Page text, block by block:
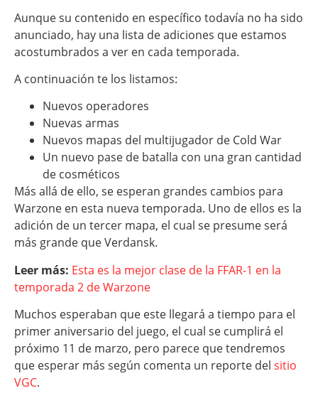
Aunque su contenido en específico todavía no ha sido
anunciado, hay una lista de adiciones que estamos
acostumbrados a ver en cada temporada.
A continuación te los listamos:
Nuevos operadores
Nuevas armas
Nuevos mapas del multijugador de Cold War
Un nuevo pase de batalla con una gran cantidad
de cosméticos
Más allá de ello, se esperan grandes cambios para
Warzone en esta nueva temporada. Uno de ellos es la
adición de un tercer mapa, el cual se presume será
más grande que Verdansk.
Leer más: Esta es la mejor clase de la FFAR-1 en la
temporada 2 de Warzone
Muchos esperaban que este llegará a tiempo para el
primer aniversario del juego, el cual se cumplirá el
próximo 11 de marzo, pero parece que tendremos
que esperar más según comenta un reporte del sitio
VGC.